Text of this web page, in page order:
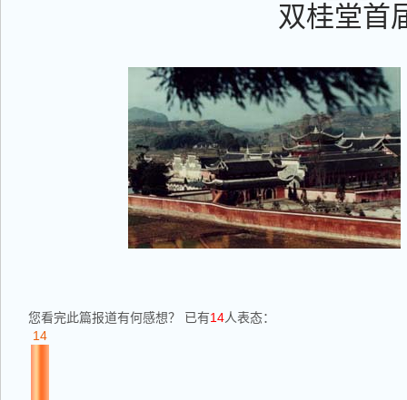
双桂堂首
您看完此篇报道有何感想？ 已有14人表态：
14